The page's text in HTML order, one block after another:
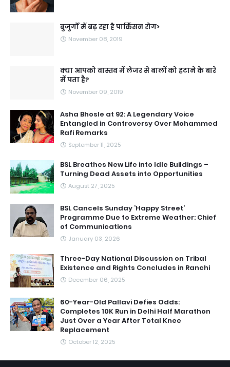
बुजुर्गों में बढ़ रहा है पार्किंसन रोग>
November 08, 2019
क्या आपको वास्तव में लेजर से बालों को हटाने के बारे
में पता है?
November 09, 2019
Asha Bhosle at 92: A Legendary Voice
Entangled in Controversy Over Mohammed
Rafi Remarks
September 11, 2025
BSL Breathes New Life into Idle Buildings –
Turning Dead Assets into Opportunities
August 27, 2025
BSL Cancels Sunday ‘Happy Street’
Programme Due to Extreme Weather: Chief
of Communications
January 03, 2026
Three-Day National Discussion on Tribal
Existence and Rights Concludes in Ranchi
December 06, 2025
60-Year-Old Pallavi Defies Odds:
Completes 10K Run in Delhi Half Marathon
Just Over a Year After Total Knee
Replacement
October 12, 2025